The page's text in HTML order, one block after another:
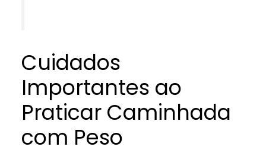
Cuidados
Importantes ao
Praticar Caminhada
com Peso